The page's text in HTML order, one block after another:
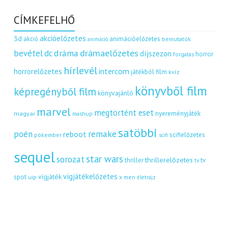
CÍMKEFELHŐ
3d akció akcióelőzetes animáció animációelőzetes bemutatók
bevételdcdráma drámaelőzetes díjszezon forgatás horror
horrorelőzetes hírlevélintercom játékból film kvíz
képregényből film könyvajánló könyvből film
magyar marvel mashup megtörtént eset nyereményjáték
poén pókember reboot remakesatöbbi scifi scifielőzetes
sequelsorozatstar wars thriller thrillerelőzetes tv tv
spot uip vígjátékvígjátékelőzetes x men életrajz